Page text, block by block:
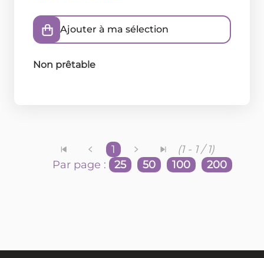
Ajouter à ma sélection
Non prêtable
1
(1 - 1 / 1)
Par page :
25 50 100 200